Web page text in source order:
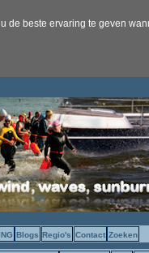
de beste ervaring te geven
Blogs Regio's Contact Zoeken